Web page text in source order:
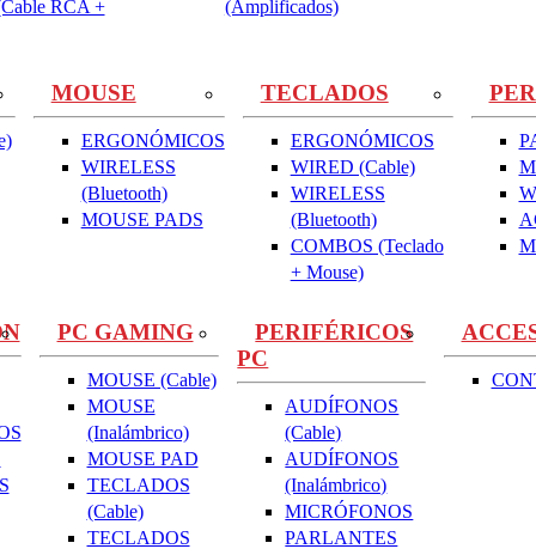
RCA +
(Amplificados)
MOUSE
ERGONÓMICOS
WIRELESS
(Bluetooth)
MOUSE PADS
TECLADOS
ERGONÓMICOS
WIRED (Cable)
WIRELESS
(Bluetooth)
COMBOS (Teclado
+ Mouse)
PC GAMING
MOUSE (Cable)
MOUSE
(Inalámbrico)
MOUSE PAD
TECLADOS
(Cable)
TECLADOS
PERIFÉRICOS
PC
AUDÍFONOS
(Cable)
AUDÍFONOS
(Inalámbrico)
MICRÓFONOS
PARLANTES